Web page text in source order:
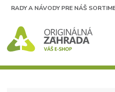
RADY A NÁVODY PRE NÁŠ